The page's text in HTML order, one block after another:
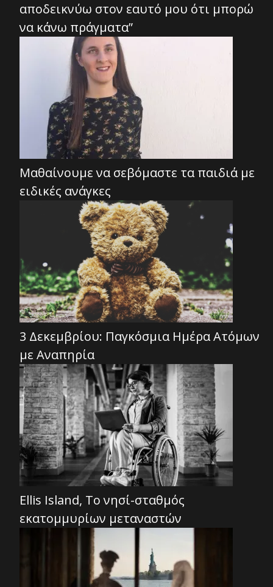
αποδεικνύω στον εαυτό μου ότι μπορώ
να κάνω πράγματα”
Μαθαίνουμε να σεβόμαστε τα παιδιά με
ειδικές ανάγκες
3 Δεκεμβρίου: Παγκόσμια Ημέρα Ατόμων
με Αναπηρία
Ellis Island, Το νησί-σταθμός
εκατομμυρίων μεταναστών